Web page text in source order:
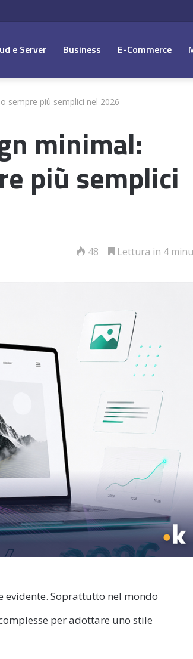
e Server Business E-Commerce
sempre più semplici nel 2026
minimal:
più semplici
48 Lettura in 4
Soprattutto nel mondo
per adottare uno stile